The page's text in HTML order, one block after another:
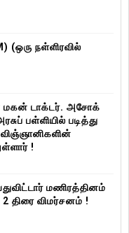
(ஒரு நள்ளிரவில்
மகன் டாக்டர். அசோக்
பள்ளியில் படித்து
!
மணிரத்தினம்
திரை விமர்சனம் !